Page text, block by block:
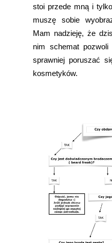
stoi przede mną i
muszę sobie
Mam nadzieję, że
nim schemat
sprawniej poruszać
kosmetyków.